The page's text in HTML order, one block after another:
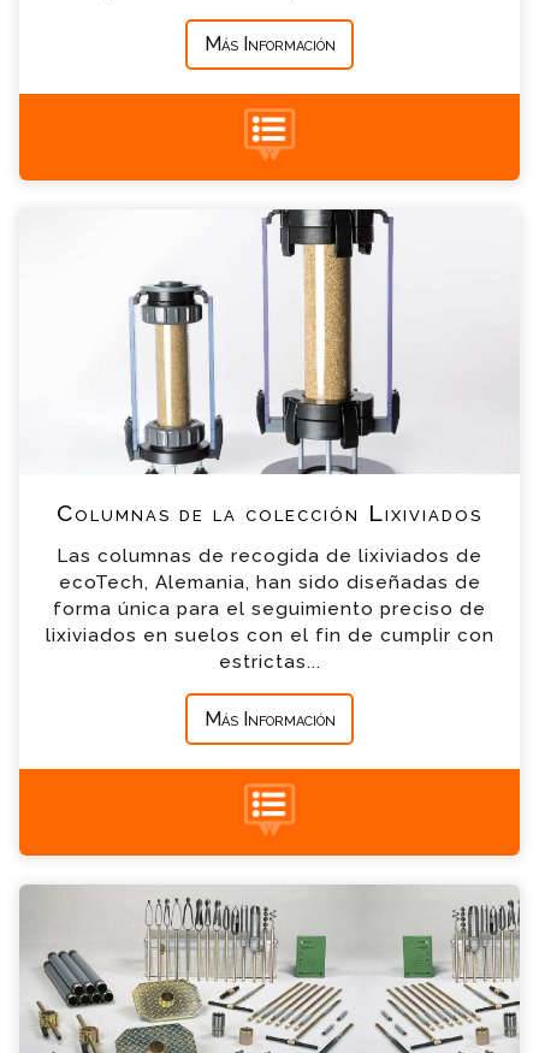
Más Información
+34 935 900 007
Columnas de la colección Lixiviados
Las columnas de recogida de lixiviados de
ecoTech, Alemania, han sido diseñadas de
forma única para el seguimiento preciso de
lixiviados en suelos con el fin de cumplir con
estrictas...
Más Información
Columnas de la colección Lixiviados
Consulta
Por favor completa el formulario, un miembro
de nuestro equipo contactara contigo en
Empresa
*
+34 935 900 007
Juego de Barrenas para Perforación de
Pozos Consulta
Por favor completa el formulario, un miembro
de nuestro equipo contactara contigo en
breve
Nombre
*